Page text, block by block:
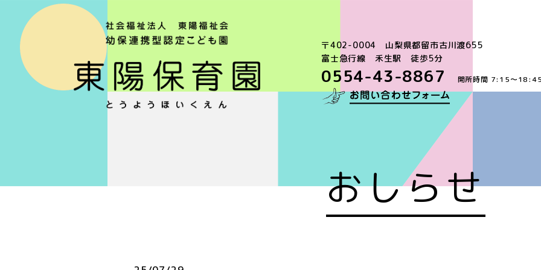
〒402-0004 山梨県都留市古川渡655
富士急行線 禾生駅 徒歩5分
0554-43-8867 開所時間 7:15～
おしらせ